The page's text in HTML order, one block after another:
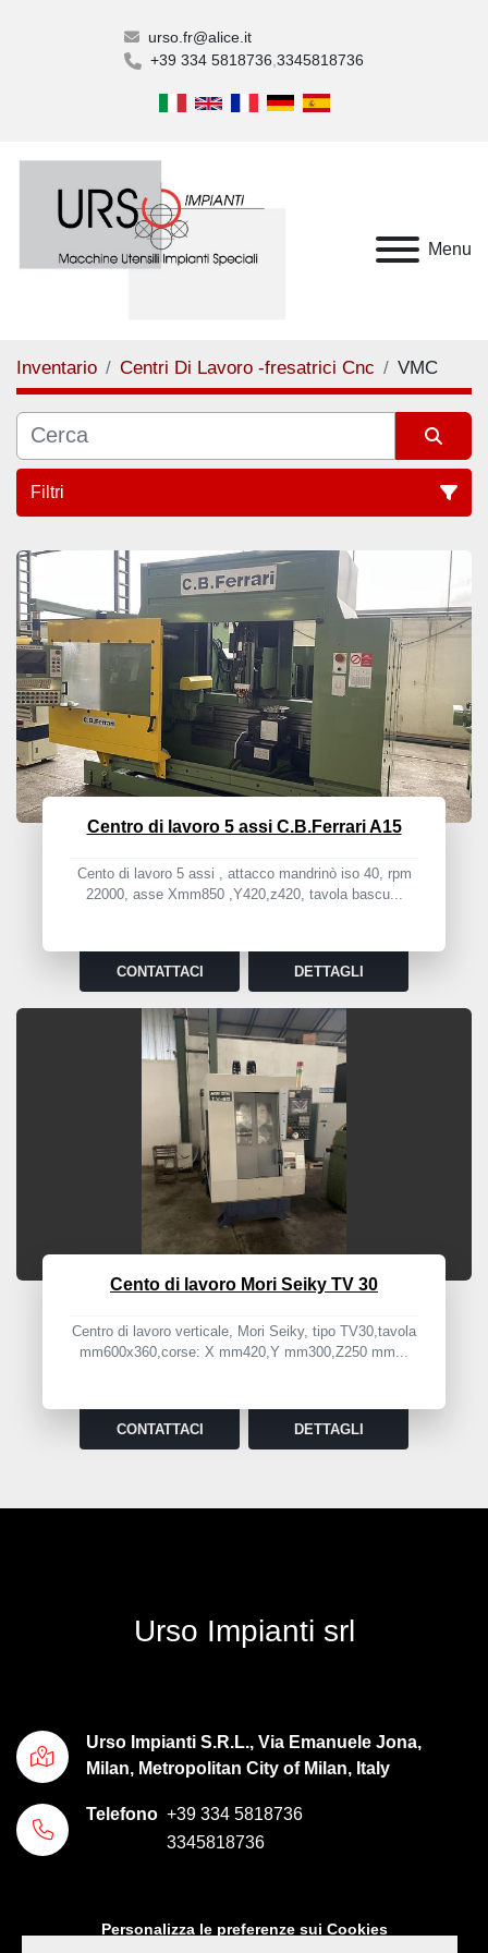
urso.fr@alice.it
+39 334 5818736 3345818736
Menu
Inventario Centri Di Lavoro -fresatrici Cnc VMC
Filtri
VMC (2)
Ordina per
Centro di lavoro 5 assi C.B.Ferrari A15
Cento di lavoro 5 assi , attacco mandrinò iso 40, rpm
22000, asse Xmm850 ,Y420,z420, tavola bascu...
CONTATTACI DETTAGLI
Cento di lavoro Mori Seiky TV 30
Centro di lavoro verticale, Mori Seiky, tipo TV30,tavola
mm600x360,corse: X mm420,Y mm300,Z250 mm...
CONTATTACI DETTAGLI
Urso Impianti srl
Urso Impianti S.R.L., Via Emanuele Jona,
Milan, Metropolitan City of Milan, Italy
Telefono +39 334 5818736
3345818736
Personalizza le preferenze sui Cookies